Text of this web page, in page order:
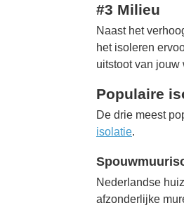
#3 Milieu
Naast het
het isoleren
uitstoot van jouw
Populaire
De drie meest
isolatie.
Nederlandse
afzonderlijke